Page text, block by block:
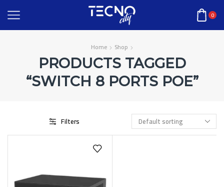
0
Home Shop
PRODUCTS TAGGED
“SWITCH 8 PORTS POE”
Filters